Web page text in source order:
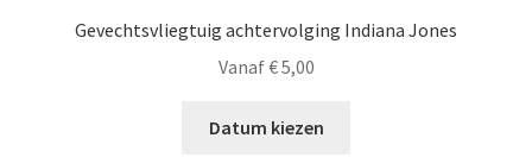
Gevechtsvliegtuig achtervolging Indiana Jones
Vanaf€5,00
Datum kiezen